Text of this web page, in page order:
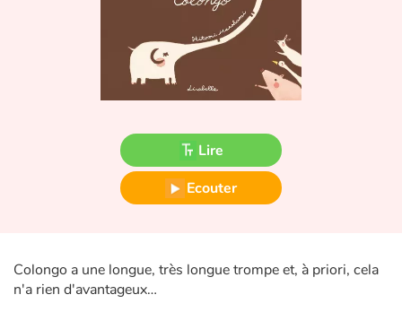
Contes d'ici et d'ailleurs
Fable, mythe, littérature et poésie
Ogres, monstres et sorcières
Les animaux
Lire
Ecouter
Colongo a une longue, très longue trompe et, à priori, cela
n'a rien d'avantageux…